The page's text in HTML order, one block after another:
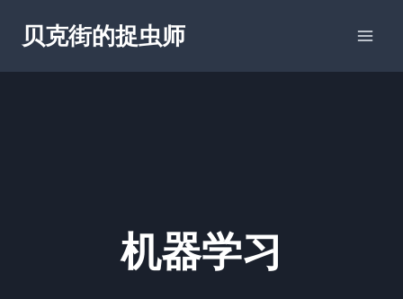
贝克街的捉虫师
机器学习